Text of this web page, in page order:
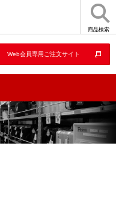
商品検索
Web会員専用ご注文サイト